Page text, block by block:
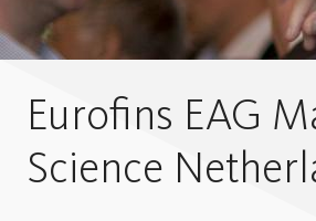
Eurofins EAG
Science